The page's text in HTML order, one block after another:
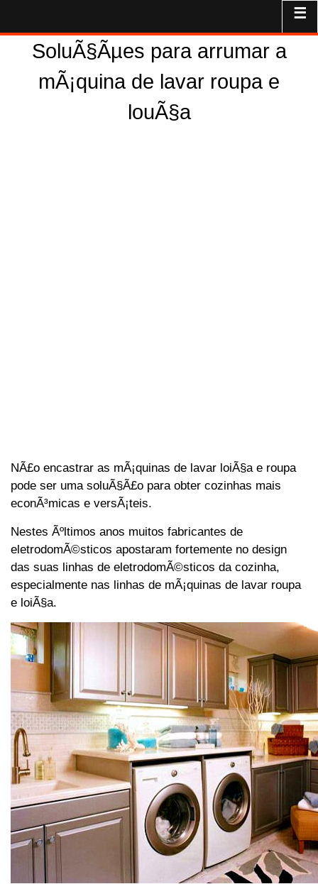
☰
SoluÃ§Ãµes para arrumar a
mÃ¡quina de lavar roupa e
louÃ§a
NÃ£o encastrar as mÃ¡quinas de lavar loiÃ§a e roupa
pode ser uma soluÃ§Ã£o para obter cozinhas mais
econÃ³micas e versÃ¡teis.
Nestes Ãºltimos anos muitos fabricantes de
eletrodomÃ©sticos apostaram fortemente no design
das suas linhas de eletrodomÃ©sticos da cozinha,
especialmente nas linhas de mÃ¡quinas de lavar roupa
e loiÃ§a.